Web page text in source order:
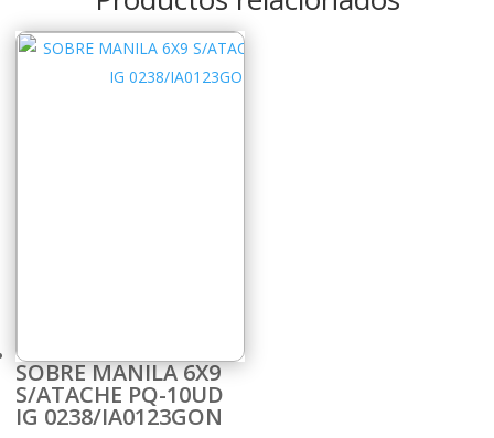
SOBRE MANILA 6X9
S/ATACHE PQ-10UD
IG 0238/IA0123GON